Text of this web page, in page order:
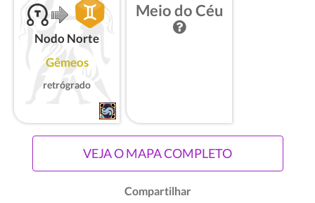
Nodo Norte
Gêmeos
retrógrado
Meio do Céu
VEJA O MAPA COMPLETO
Compartilhar